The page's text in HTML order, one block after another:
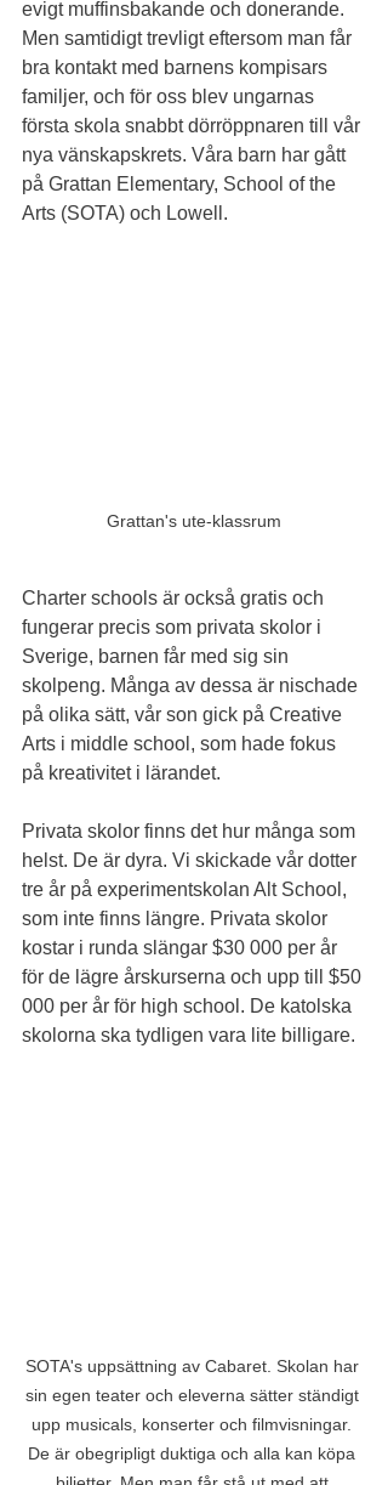
evigt muffinsbakande och donerande.
Men samtidigt trevligt eftersom man får
bra kontakt med barnens kompisars
familjer, och för oss blev ungarnas
första skola snabbt dörröppnaren till vår
nya vänskapskrets. Våra barn har gått
på Grattan Elementary, School of the
Arts (SOTA) och Lowell.
Grattan's ute-klassrum
Charter schools är också gratis och
fungerar precis som privata skolor i
Sverige, barnen får med sig sin
skolpeng. Många av dessa är nischade
på olika sätt, vår son gick på Creative
Arts i middle school, som hade fokus
på kreativitet i lärandet.
Privata skolor finns det hur många som
helst. De är dyra. Vi skickade vår dotter
tre år på experimentskolan Alt School,
som inte finns längre. Privata skolor
kostar i runda slängar $30 000 per år
för de lägre årskurserna och upp till $50
000 per år för high school. De katolska
skolorna ska tydligen vara lite billigare.
SOTA's uppsättning av Cabaret. Skolan har
sin egen teater och eleverna sätter ständigt
upp musicals, konserter och filmvisningar.
De är obegripligt duktiga och alla kan köpa